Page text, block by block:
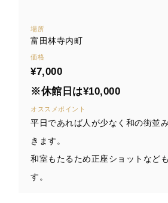
場所
富田林寺内町
価格
¥7,000
※休館日は¥10,000
オススメポイント
平日であれば人が少なく和の街並
きます。
和室もたるため正座ショットなど
す。